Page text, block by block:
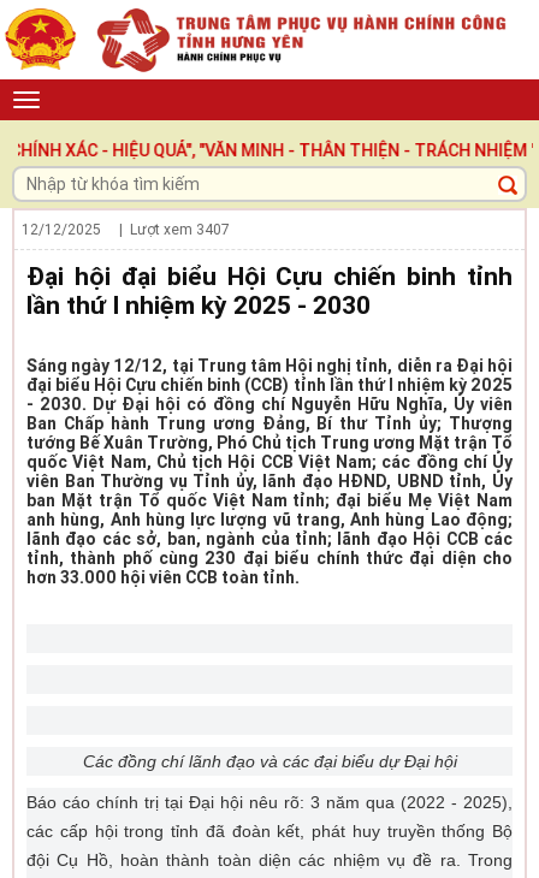
QUẢ", "VĂN MINH - THÂN THIỆN - TRÁCH NHIỆM ", LẤY
12/12/2025 | Lượt xem 3407
Đại hội đại biểu Hội Cựu chiến binh tỉnh
lần thứ I nhiệm kỳ 2025 - 2030
Sáng ngày 12/12, tại Trung tâm Hội nghị tỉnh, diễn ra Đại hội
đại biểu Hội Cựu chiến binh (CCB) tỉnh lần thứ I nhiệm kỳ 2025
- 2030. Dự Đại hội có đồng chí Nguyễn Hữu Nghĩa, Ủy viên
Ban Chấp hành Trung ương Đảng, Bí thư Tỉnh ủy; Thượng
tướng Bế Xuân Trường, Phó Chủ tịch Trung ương Mặt trận Tổ
quốc Việt Nam, Chủ tịch Hội CCB Việt Nam; các đồng chí Ủy
viên Ban Thường vụ Tỉnh ủy, lãnh đạo HĐND, UBND tỉnh, Ủy
ban Mặt trận Tổ quốc Việt Nam tỉnh; đại biểu Mẹ Việt Nam
anh hùng, Anh hùng lực lượng vũ trang, Anh hùng Lao động;
lãnh đạo các sở, ban, ngành của tỉnh; lãnh đạo Hội CCB các
tỉnh, thành phố cùng 230 đại biểu chính thức đại diện cho
hơn 33.000 hội viên CCB toàn tỉnh.
Các đồng chí lãnh đạo và các đại biểu dự Đại hội
Báo cáo chính trị tại Đại hội nêu rõ: 3 năm qua (2022 - 2025),
các cấp hội trong tỉnh đã đoàn kết, phát huy truyền thống Bộ
đội Cụ Hồ, hoàn thành toàn diện các nhiệm vụ đề ra. Trong